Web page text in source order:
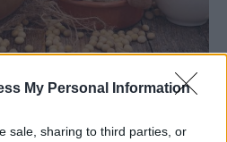
My Personal Information
sale, sharing to third parties, or
οφέλη για την